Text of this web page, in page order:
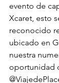
evento de
Xcaret, esto
reconocido
ubicado en
nuestra
oportunidad